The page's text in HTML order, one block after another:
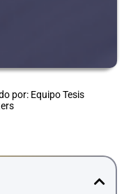
por: Equipo Tesis